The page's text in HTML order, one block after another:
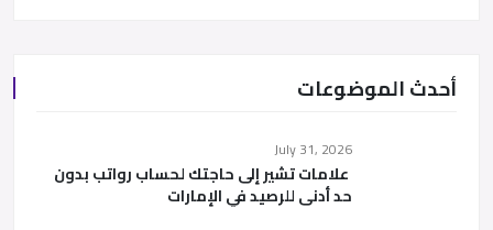
أحدث الموضوعات
July 31, 2026
علامات تشير إلى حاجتك لحساب رواتب بدون
حد أدنى للرصيد في الإمارات